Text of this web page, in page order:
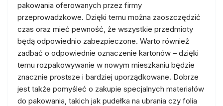
pakowania oferowanych przez firmy
przeprowadzkowe. Dzięki temu można zaoszczędzić
czas oraz mieć pewność, że wszystkie przedmioty
będą odpowiednio zabezpieczone. Warto również
zadbać o odpowiednie oznaczenie kartonów – dzięki
temu rozpakowywanie w nowym mieszkaniu będzie
znacznie prostsze i bardziej uporządkowane. Dobrze
jest także pomyśleć o zakupie specjalnych materiałów
do pakowania, takich jak pudełka na ubrania czy folia